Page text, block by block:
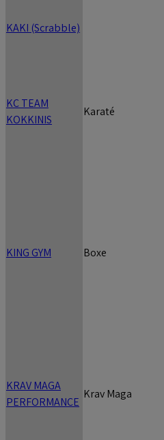
KAKI (Scrabble)
KC TEAM
KOKKINIS
Karaté
KING GYM Boxe
KRAV MAGA
PERFORMANCE
Krav Maga